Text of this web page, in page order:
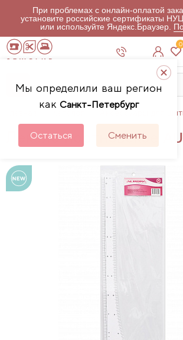
При проблемах с онлайн-оплатой
установите российские сертификаты
или используйте Яндекс.Браузер.
Мы определили ваш регион
как Санкт-Петербург
Остаться Сменить
0
Аксессуары для
Лекало портновское